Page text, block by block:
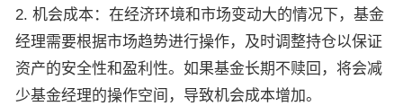
2. 机会成本：在经济环境和市场变动大的情况下，基金
经理需要根据市场趋势进行操作，及时调整持仓以保证
资产的安全性和盈利性。如果基金长期不赎回，将会减
少基金经理的操作空间，导致机会成本增加。